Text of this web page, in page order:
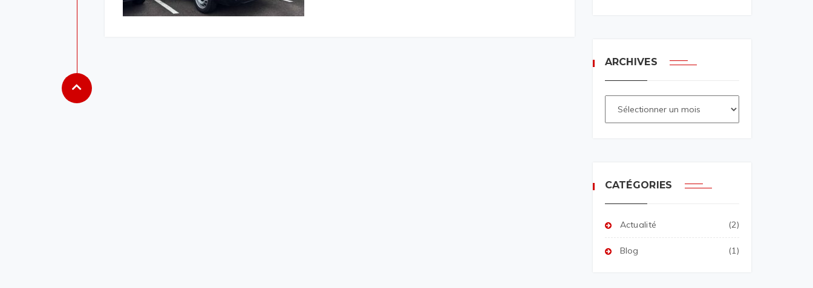
ARCHIVES
CATÉGORIES
Actualité (2)
Blog (1)